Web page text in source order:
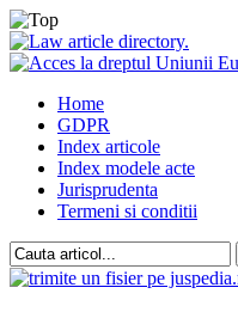
Home
GDPR
Index articole
Index modele acte
Jurisprudenta
Termeni si conditii